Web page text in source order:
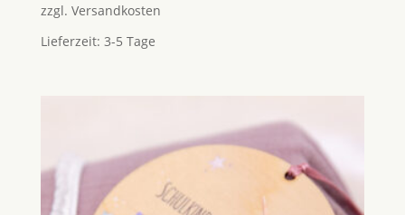
zzgl. Versandkosten
Lieferzeit: 3-5 Tage